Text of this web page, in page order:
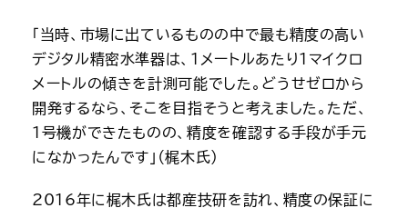
「当時、市場に出ているものの中で最も精度の高い
デジタル精密水準器は、1メートルあたり1マイクロ
メートルの傾きを計測可能でした。どうせゼロから
開発するなら、そこを目指そうと考えました。ただ、
1号機ができたものの、精度を確認する手段が手元
になかったんです」（梶木氏）
2016年に梶木氏は都産技研を訪れ、精度の保証に